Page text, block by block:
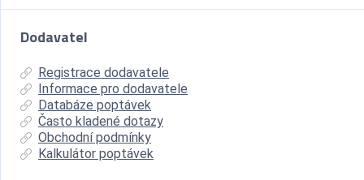
Dodavatel
Registrace dodavatele
Informace pro dodavatele
Databáze poptávek
Často kladené dotazy
Obchodní podmínky
Kalkulátor poptávek